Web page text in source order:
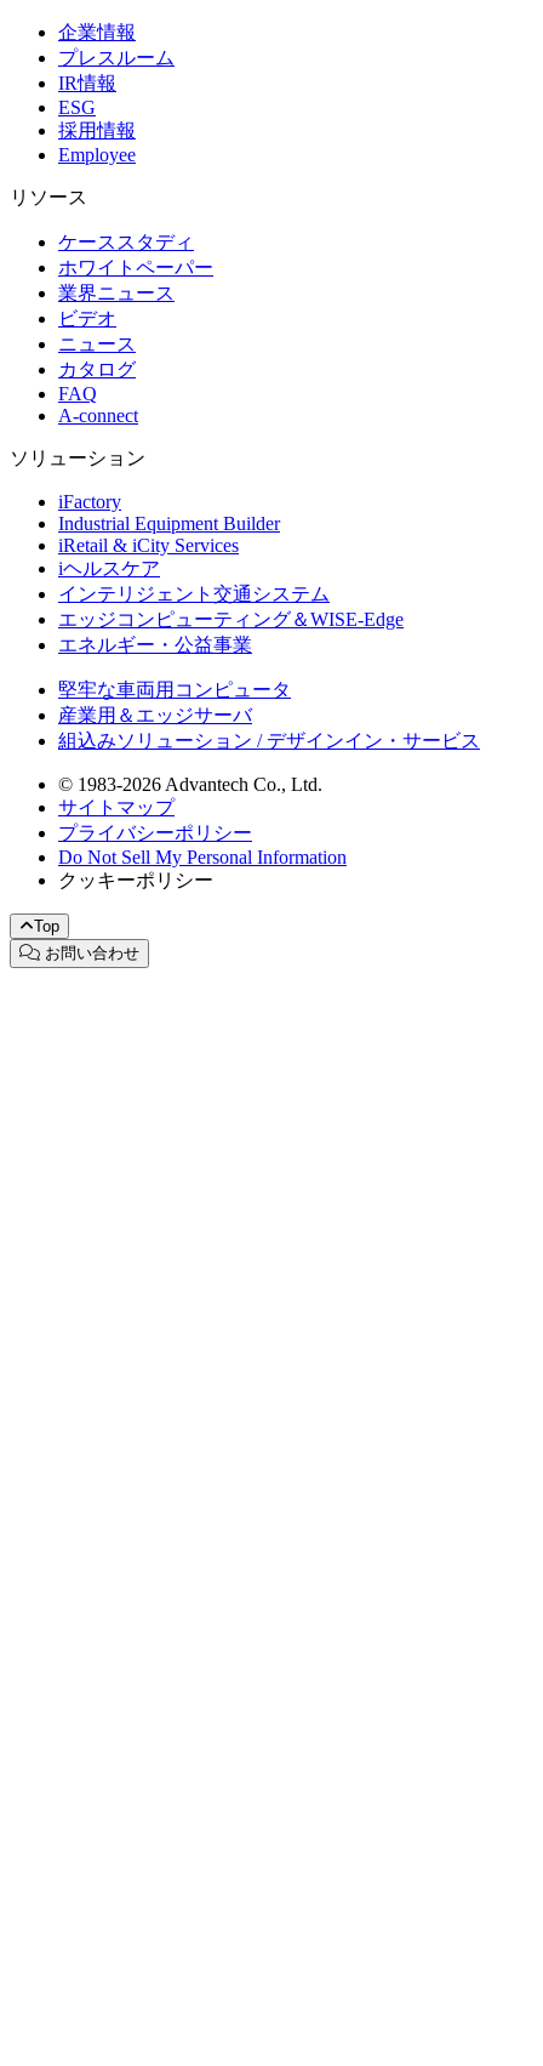
企業情報
プレスルーム
IR情報
ESG
採用情報
Employee
リソース
ケーススタディ
ホワイトペーパー
業界ニュース
ビデオ
ニュース
カタログ
FAQ
A-connect
ソリューション
iFactory
Industrial Equipment Builder
iRetail & iCity Services
iヘルスケア
インテリジェント交通システム
エッジコンピューティング＆WISE-Edge
エネルギー・公益事業
堅牢な車両用コンピュータ
産業用＆エッジサーバ
組込みソリューション / デザインイン・サービス
© 1983-2026 Advantech Co., Ltd.
サイトマップ
プライバシーポリシー
Do Not Sell My Personal Information
クッキーポリシー
Top
お問い合わせ